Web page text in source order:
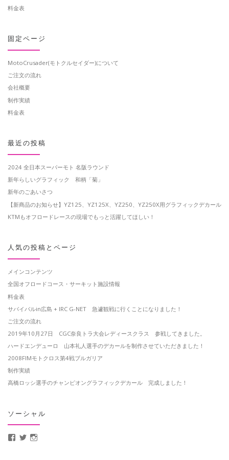
料金表
固定ページ
MotoCrusader(モトクルセイダー)について
ご注文の流れ
会社概要
制作実績
料金表
最近の投稿
2024 全日本スーパーモト 名阪ラウンド
新年らしいグラフィック 和柄「菊」
新年のごあいさつ
【新商品のお知らせ】YZ125、YZ125X、YZ250、YZ250X用グラフィックデカール
KTMもオフロードレースの現場でもっと活躍してほしい！
人気の投稿とページ
メインコンテンツ
全国オフロードコース・サーキット施設情報
料金表
サバイバルin広島 + IRC G-NET 急遽観戦に行くことになりました！
ご注文の流れ
2019年10月27日 CGC奈良トラ大会レディースクラス 参戦してきました。
ハードエンデューロ 山本礼人選手のデカールを制作させていただきました！
2008FIMモトクロス第4戦ブルガリア
制作実績
高橋ロッシ選手のチャンピオングラフィックデカール 完成しました！
ソーシャル
MotoCrusader さんのプロフィールを Facebook で表示
@MotoCrusader さんのプロフィールを Twitter で表示